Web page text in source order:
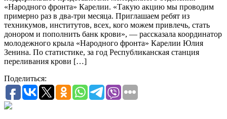
«Народного фронта» Карелии. «Такую акцию мы проводим
примерно раз в два-три месяца. Приглашаем ребят из
техникумов, институтов, всех, кого можем привлечь, стать
донором и пополнить банк крови», — рассказала координатор
молодежного крыла «Народного фронта» Карелии Юлия
Зенина. По статистике, за год Республиканская станция
переливания крови […]
Поделиться: